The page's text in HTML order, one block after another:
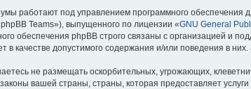
работают под управлением программного обеспечения
Teams»), выпущенного по лицензии «GNU General
обеспечения phpBB строго связаны с организацией и
в качестве допустимого содержания и/или поведения в
не размещать оскорбительных, угрожающих,
вашей страны, страны, которая предоставляет